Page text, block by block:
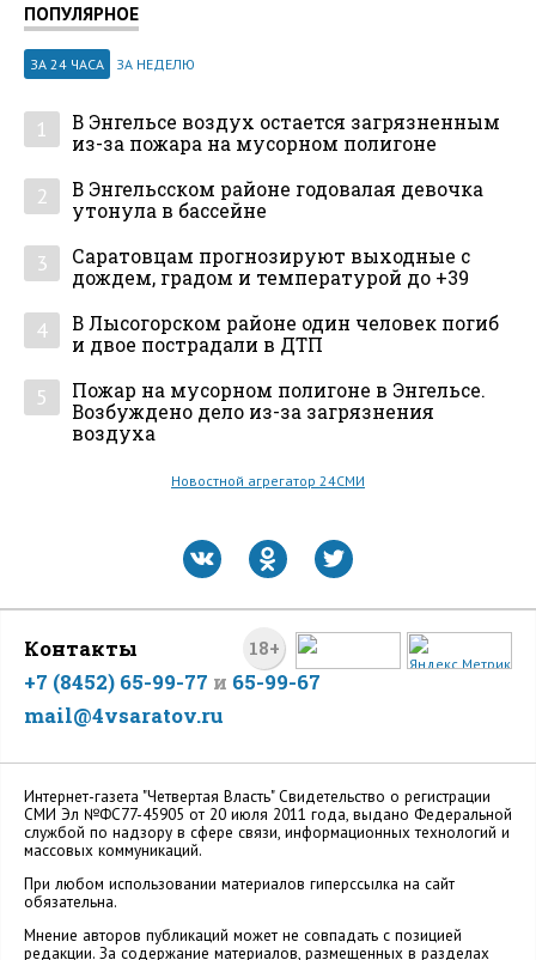
ПОПУЛЯРНОЕ
ЗА 24 ЧАСА ЗА НЕДЕЛЮ
1
В Энгельсе воздух остается загрязненным
из-за пожара на мусорном полигоне
2
В Энгельсском районе годовалая девочка
утонула в бассейне
3
Саратовцам прогнозируют выходные с
дождем, градом и температурой до +39
4
В Лысогорском районе один человек погиб
и двое пострадали в ДТП
5
Пожар на мусорном полигоне в Энгельсе.
Возбуждено дело из-за загрязнения
воздуха
Новостной агрегатор 24СМИ
18+
Контакты
+7 (8452) 65-99-77 и 65-99-67
mail@4vsaratov.ru
Интернет-газета "Четвертая Власть" Cвидетельство о регистрации
СМИ Эл №ФС77-45905 от 20 июля 2011 года, выдано Федеральной
службой по надзору в сфере связи, информационных технологий и
массовых коммуникаций.
При любом использовании материалов гиперссылка на сайт
обязательна.
Мнение авторов публикаций может не совпадать с позицией
редакции. За содержание материалов, размещенных в разделах